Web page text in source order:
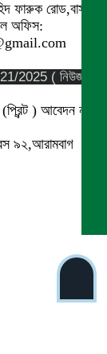
ফারুক রোড,বাসা
অফিস:
2025 ( নিউজ
) আবেদন নং
৯২,আরামবাগ